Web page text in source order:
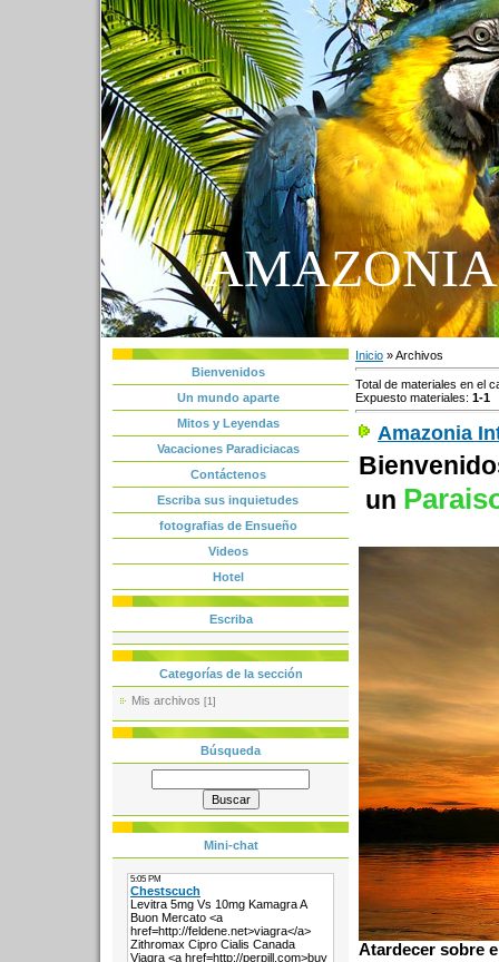
Bienvenidos
Un mundo aparte
Mitos y Leyendas
Vacaciones Paradiciacas
Contáctenos
Escriba sus inquietudes
fotografias de Ensueño
Videos
Hotel
Escriba
Categorías de la sección
Mis archivos [1]
Búsqueda
Mini-chat
Inicio »Archivos
Total de materiales en el
Expuesto materiales: 1-1
Amazonia
un
Atardecer sobre